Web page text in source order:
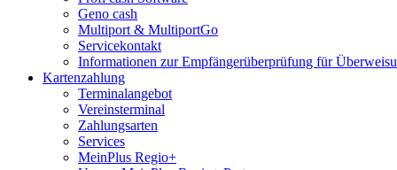
Geno cash
Multiport & MultiportGo
Servicekontakt
Informationen zur Empfängerüberprüfung für
Kartenzahlung
Terminalangebot
Vereinsterminal
Zahlungsarten
Services
MeinPlus Regio+